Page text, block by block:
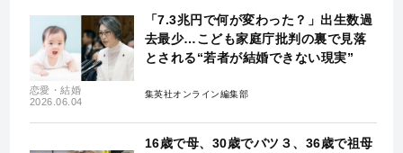
恋愛・結婚
2026.06.04
「7.3兆円で何が変わった？」出生数過
去最少…こども家庭庁批判の裏で見落
とされる“若者が結婚できない現実”
集英社オンライン編集部
16歳で母、30歳でバツ３、36歳で祖母